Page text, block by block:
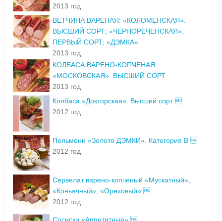
2013 год
ВЕТЧИНА ВАРЕНАЯ: «КОЛОМЕНСКАЯ».
ВЫСШИЙ СОРТ; «ЧЕРНОРЕЧЕНСКАЯ».
ПЕРВЫЙ СОРТ; «ДЭМКА»
2013 год
КОЛБАСА ВАРЕНО-КОПЧЕНАЯ
«МОСКОВСКАЯ». ВЫСШИЙ СОРТ
2013 год
Колбаса «Докторская». Высший сорт 
2012 год
Пельмени «Золото ДЭМКИ». Категория В 
2012 год
Сервелат варено-копченый «Мускатный»,
«Коньячный», «Ореховый» 
2012 год